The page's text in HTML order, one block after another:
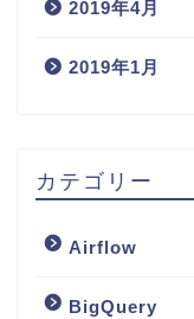
2019年4月
2019年1月
カテゴリー
Airflow
BigQuery